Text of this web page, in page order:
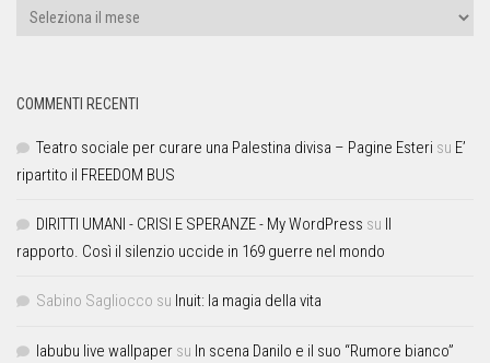
COMMENTI RECENTI
Teatro sociale per curare una Palestina divisa – Pagine Esteri su E’
ripartito il FREEDOM BUS
DIRITTI UMANI - CRISI E SPERANZE - My WordPress su Il
rapporto. Così il silenzio uccide in 169 guerre nel mondo
Sabino Sagliocco su Inuit: la magia della vita
labubu live wallpaper su In scena Danilo e il suo “Rumore bianco”